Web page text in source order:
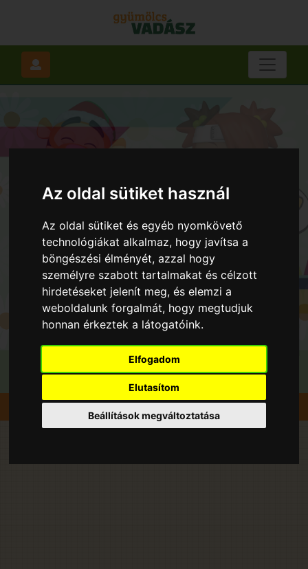
Az oldal sütiket használ
Az oldal sütiket és egyéb nyomkövető
technológiákat alkalmaz, hogy javítsa a
böngészési élményét, azzal hogy
személyre szabott tartalmakat és célzott
hirdetéseket jelenít meg, és elemzi a
weboldalunk forgalmát, hogy megtudjuk
honnan érkeztek a látogatóink.
Elfogadom
Elutasítom
Beállítások megváltoztatása
Szedd magad Alma Kerekegyháza